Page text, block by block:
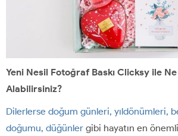
Yeni Nesil Fotoğraf Baskı Clicksy ile
Alabilirsiniz?
Dilerlerse doğum günleri, yıldönümleri,
doğumu, düğünler gibi hayatın en